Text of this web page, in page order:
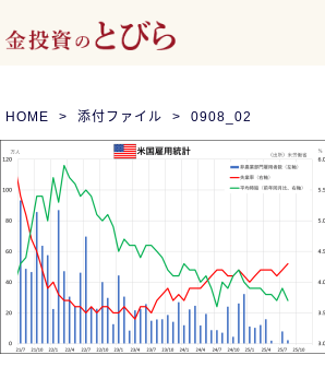
HOME 添付ファイル 0908_02